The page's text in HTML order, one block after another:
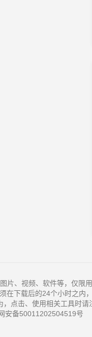
片、视频、软件等，仅限
下载后的24个小时之内
点击、使用相关工具时请
安备50011202504519号